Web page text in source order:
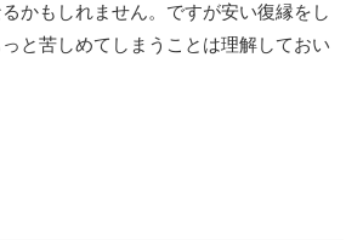
かもしれません。ですが安い復縁をし
と苦しめてしまうことは理解しておい